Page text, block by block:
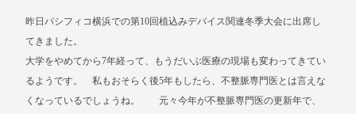
昨日パシフィコ横浜での第10回植込みデバイス関連冬季大会に出席し
てきました。
大学をやめてから7年経って、もうだいぶ医療の現場も変わってきてい
るようです。 私もおそらく後5年もしたら、不整脈専門医とは言えな
くなっているでしょうね。 元々今年が不整脈専門医の更新年で、